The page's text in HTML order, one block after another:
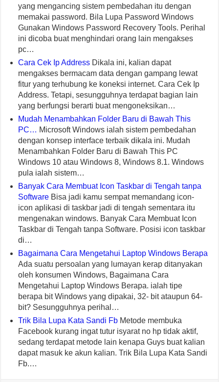
yang mengancing sistem pembedahan itu dengan
memakai password. Bila Lupa Password Windows
Gunakan Windows Password Recovery Tools. Perihal
ini dicoba buat menghindari orang lain mengakses
pc…
Cara Cek Ip Address Dikala ini, kalian dapat
mengakses bermacam data dengan gampang lewat
fitur yang terhubung ke koneksi internet. Cara Cek Ip
Address. Tetapi, sesungguhnya terdapat bagian lain
yang berfungsi berarti buat mengoneksikan…
Mudah Menambahkan Folder Baru di Bawah This
PC… Microsoft Windows ialah sistem pembedahan
dengan konsep interface terbaik dikala ini. Mudah
Menambahkan Folder Baru di Bawah This PC
Windows 10 atau Windows 8, Windows 8.1. Windows
pula ialah sistem…
Banyak Cara Membuat Icon Taskbar di Tengah tanpa
Software Bisa jadi kamu sempat memandang icon-
icon aplikasi di taskbar jadi di tengah sementara itu
mengenakan windows. Banyak Cara Membuat Icon
Taskbar di Tengah tanpa Software. Posisi icon taskbar
di…
Bagaimana Cara Mengetahui Laptop Windows Berapa
Ada suatu persoalan yang lumayan kerap ditanyakan
oleh konsumen Windows, Bagaimana Cara
Mengetahui Laptop Windows Berapa. ialah tipe
berapa bit Windows yang dipakai, 32- bit ataupun 64-
bit? Sesungguhnya perihal…
Trik Bila Lupa Kata Sandi Fb Metode membuka
Facebook kurang ingat tutur isyarat no hp tidak aktif,
sedang terdapat metode lain kenapa Guys buat kalian
dapat masuk ke akun kalian. Trik Bila Lupa Kata Sandi
Fb.…